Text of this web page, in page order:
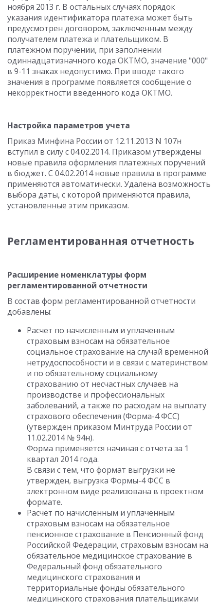
ноября 2013 г. В остальных случаях порядок
указания идентификатора платежа может быть
предусмотрен договором, заключенным между
получателем платежа и плательщиком. В
платежном поручении, при заполнении
одиннадцатизначного кода ОКТМО, значение "000"
в 9-11 знаках недопустимо. При вводе такого
значения в программе появляется сообщение о
некорректности введенного кода ОКТМО.
Настройка параметров учета
Приказ Минфина России от 12.11.2013 N 107н
вступил в силу с 04.02.2014. Приказом утверждены
новые правила оформления платежных поручений
в бюджет. С 04.02.2014 новые правила в программе
применяются автоматически. Удалена возможность
выбора даты, с которой применяются правила,
установленные этим приказом.
Регламентированная отчетность
Расширение номенклатуры форм
регламентированной отчетности
В состав форм регламентированной отчетности
добавлены:
Расчет по начисленным и уплаченным
страховым взносам на обязательное
социальное страхование на случай временной
нетрудоспособности и в связи с материнством
и по обязательному социальному
страхованию от несчастных случаев на
производстве и профессиональных
заболеваний, а также по расходам на выплату
страхового обеспечения (Форма-4 ФСС)
(утвержден приказом Минтруда России от
11.02.2014 № 94н).
Форма применяется начиная с отчета за 1
квартал 2014 года.
В связи с тем, что формат выгрузки не
утвержден, выгрузка Формы-4 ФСС в
электронном виде реализована в проектном
формате.
Расчет по начисленным и уплаченным
страховым взносам на обязательное
пенсионное страхование в Пенсионный фонд
Российской Федерации, страховым взносам на
обязательное медицинское страхование в
Федеральный фонд обязательного
медицинского страхования и
территориальные фонды обязательного
медицинского страхования плательщиками